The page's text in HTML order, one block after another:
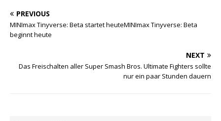
PREVIOUS
MINImax Tinyverse: Beta startet heuteMINImax Tinyverse: Beta
beginnt heute
NEXT
Das Freischalten aller Super Smash Bros. Ultimate Fighters sollte
nur ein paar Stunden dauern